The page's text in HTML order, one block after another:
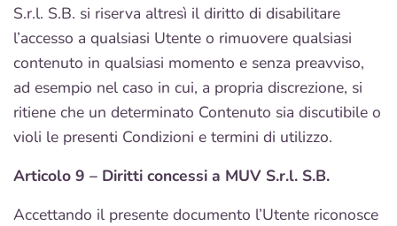
S.r.l. S.B. si riserva altresì il diritto di disabilitare
l’accesso a qualsiasi Utente o rimuovere qualsiasi
contenuto in qualsiasi momento e senza preavviso,
ad esempio nel caso in cui, a propria discrezione, si
ritiene che un determinato Contenuto sia discutibile o
violi le presenti Condizioni e termini di utilizzo.
Articolo 9 – Diritti concessi a MUV S.r.l. S.B.
Accettando il presente documento l’Utente riconosce